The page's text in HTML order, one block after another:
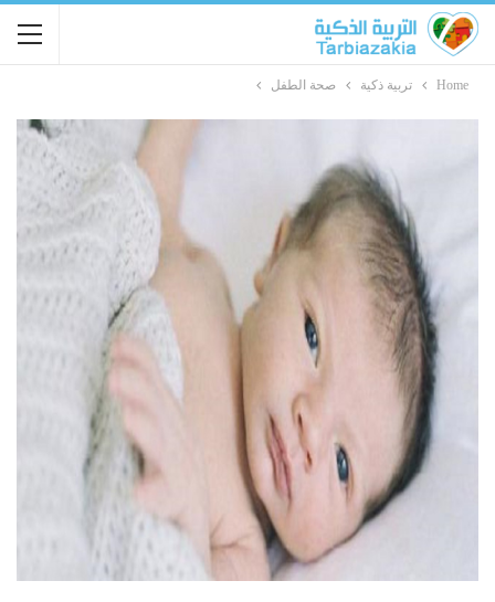
Home تربية ذكية صحة الطفل